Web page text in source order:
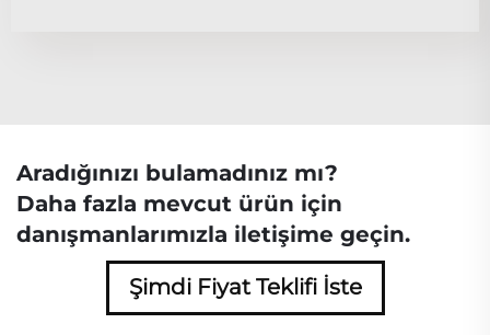
Aradığınızı bulamadınız mı?
Daha fazla mevcut ürün için
danışmanlarımızla iletişime geçin.
Şimdi Fiyat Teklifi İste